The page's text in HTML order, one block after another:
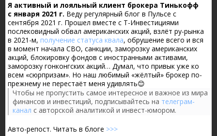
Я активный и лояльный клиент брокера Тинькофф
с января 2021 г. Веду регулярный блог в Пульсе с
сентября 2021 г. Прошел вместе с Т-Инвестициями
послековидный обвал американских акций, взлёт ру-рынка
в 2021-м,получение статуса квала, обрушение всего и вся
в момент начала CBO, санкции, заморозку американских
акций, блокировку фондов с иностранными активами,
заморозку гонконгских акций… Думал, что привык уже ко
всем «сюрпризам». Но наш любимый «жёлтый» брокер по-
прежнему не перестаёт меня удивлять😊
Чтобы не пропустить самое интересное и важное из мира
финансов и инвестиций, подписывайтесь на телеграм-
канал с авторской аналитикой и инвест-юмором.
Авто-репост. Читать в блоге >>>